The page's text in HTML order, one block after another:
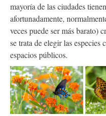
mayoría de las ciudades
afortunadamente,
veces puede ser más barato)
se trata de elegir las especies
espacios públicos.